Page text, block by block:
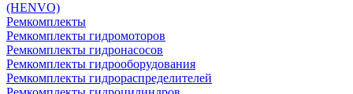
(HENVO)
Ремкомплекты
Ремкомплекты гидромоторов
Ремкомплекты гидронасосов
Ремкомплекты гидрооборудования
Ремкомплекты гидрораспределителей